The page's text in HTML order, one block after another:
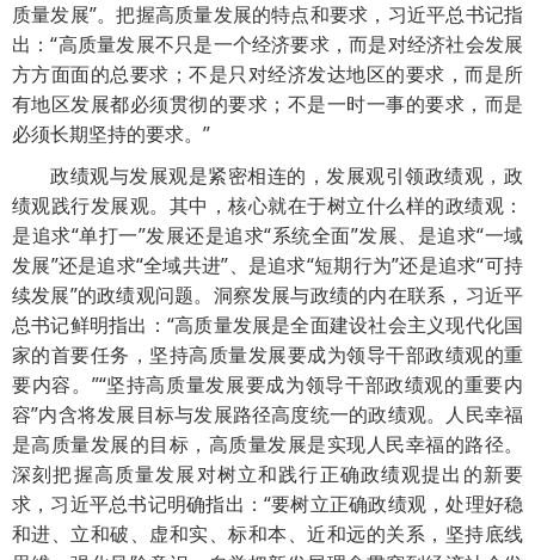
质量发展”。把握高质量发展的特点和要求，习近平总书记指
出：“高质量发展不只是一个经济要求，而是对经济社会发展
方方面面的总要求；不是只对经济发达地区的要求，而是所
有地区发展都必须贯彻的要求；不是一时一事的要求，而是
必须长期坚持的要求。”
政绩观与发展观是紧密相连的，发展观引领政绩观，政
绩观践行发展观。其中，核心就在于树立什么样的政绩观：
是追求“单打一”发展还是追求“系统全面”发展、是追求“一域
发展”还是追求“全域共进”、是追求“短期行为”还是追求“可持
续发展”的政绩观问题。洞察发展与政绩的内在联系，习近平
总书记鲜明指出：“高质量发展是全面建设社会主义现代化国
家的首要任务，坚持高质量发展要成为领导干部政绩观的重
要内容。”“坚持高质量发展要成为领导干部政绩观的重要内
容”内含将发展目标与发展路径高度统一的政绩观。人民幸福
是高质量发展的目标，高质量发展是实现人民幸福的路径。
深刻把握高质量发展对树立和践行正确政绩观提出的新要
求，习近平总书记明确指出：“要树立正确政绩观，处理好稳
和进、立和破、虚和实、标和本、近和远的关系，坚持底线